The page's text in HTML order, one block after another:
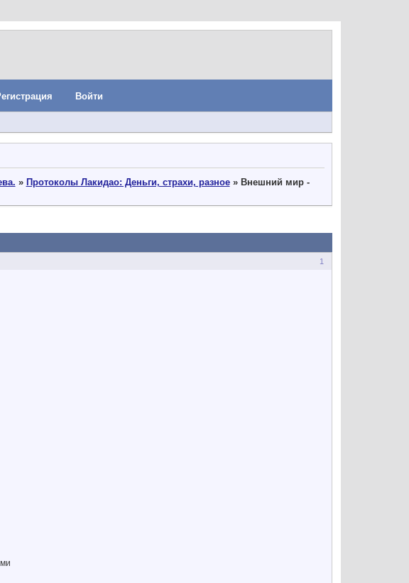
Войти
» Протоколы Лакидао: Деньги, страхи, разное » Внешний мир -
1